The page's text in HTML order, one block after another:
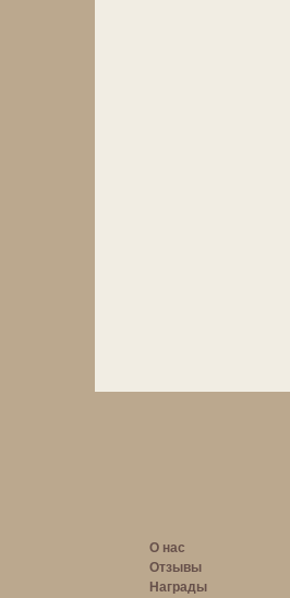
О нас
Отзывы
Награды